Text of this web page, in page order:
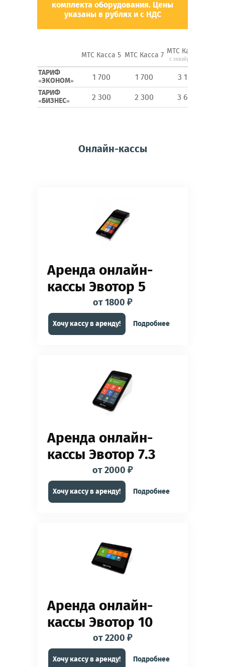
комплекта оборудования. Цены
указаны в рублях и с НДС
МТС Касса 5 МТС Касса 7 МТС Касса 5
с эквайрингом
ТАРИФ
«ЭКОНОМ»
1 700 1 700 3 190
ТАРИФ
«БИЗНЕС»
2 300 2 300 3 690
Онлайн-кассы
Аренда онлайн-
кассы Эвотор 5
от 1800 ₽
Хочу кассу в аренду! Подробнее
Аренда онлайн-
кассы Эвотор 7.3
от 2000 ₽
Хочу кассу в аренду! Подробнее
Аренда онлайн-
кассы Эвотор 10
от 2200 ₽
Хочу кассу в аренду! Подробнее